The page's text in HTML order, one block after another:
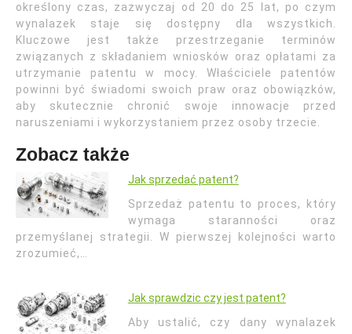
określony czas, zazwyczaj od 20 do 25 lat, po czym
wynalazek staje się dostępny dla wszystkich.
Kluczowe jest także przestrzeganie terminów
związanych z składaniem wniosków oraz opłatami za
utrzymanie patentu w mocy. Właściciele patentów
powinni być świadomi swoich praw oraz obowiązków,
aby skutecznie chronić swoje innowacje przed
naruszeniami i wykorzystaniem przez osoby trzecie.
Zobacz także
Jak sprzedać patent?
Sprzedaż patentu to proces, który
wymaga staranności oraz
przemyślanej strategii. W pierwszej kolejności warto
zrozumieć,…
Jak sprawdzic czy jest patent?
Aby ustalić, czy dany wynalazek